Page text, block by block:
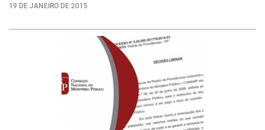
19 DE JANEIRO DE 2015